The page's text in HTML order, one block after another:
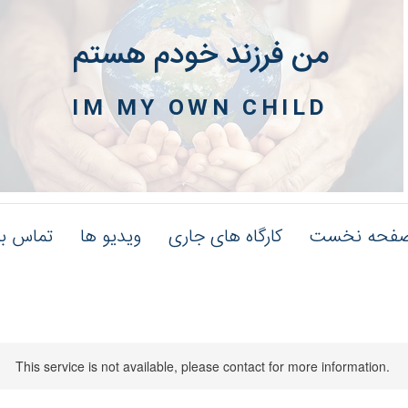
من فرزند خودم هستم
IM MY OWN CHILD
تماس ویدیو ها کارگاه های جاری نخست
This service is not available, please contact for more information.